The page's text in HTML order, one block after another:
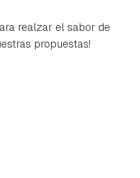
realzar el sabor de
propuestas!